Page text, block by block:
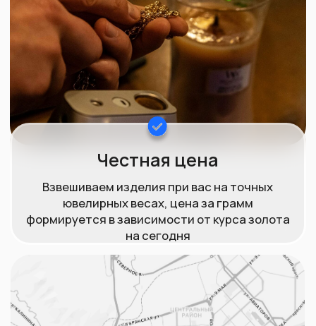
спектра металлов,включая золото, серебро,
платину и другие. Подробнее уточняйте по
Популярныевопросы
клиентов
Рекомендуем к ознакомлению
нашей компании, вы получите справедливую
и точную цену за свой товар. Мы постоянно
следим за текущими изменениями на рынке,
чтобы установить правильную цену и
избегать нечестных сделок.
Наш процесс покупки драгоценных
металлов быстр и безопасен для Вас, и мы
предлагаем
прозрачность и честность при каждой
сделке.